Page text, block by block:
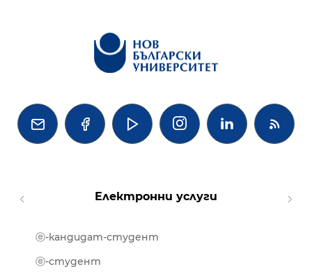
   
Електронни услуги
ⓔ-кандидат-студент
ⓔ-студент